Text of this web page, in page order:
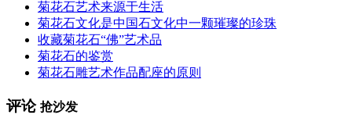
菊花石艺术来源于生活
菊花石文化是中国石文化中一颗璀璨的珍珠
收藏菊花石“佛”艺术品
菊花石的鉴赏
菊花石雕艺术作品配座的原则
评论 抢沙发